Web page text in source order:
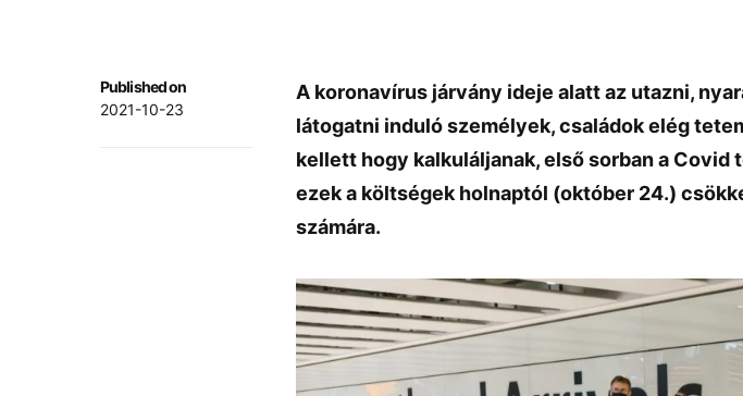
Published on
2021-10-23
A koronavírus járvány ideje alatt az utazni,
látogatni induló személyek, családok elég
kellett hogy kalkuláljanak, első sorban a Covid
ezek a költségek holnaptól (október 24.)
számára.